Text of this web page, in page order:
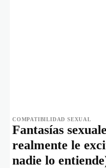
COMPATIBILIDAD SEXUAL
Fantasías
realmente le
nadie lo